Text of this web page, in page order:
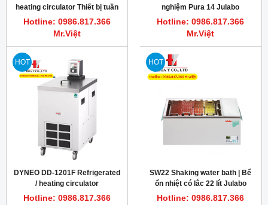
heating circulator Thiết bị tuần
hoàn ổn nhiệt nóng/lạnh mẫu
Hotline: 0986.817.366
Mr.Việt
nghiệm Pura 14 Julabo
Hotline: 0986.817.366
Mr.Việt
HOT
DYNEO DD-1201F Refrigerated
/ heating circulator
Hotline: 0986.817.366
HOT
SW22 Shaking water bath | Bể
ổn nhiệt có lắc 22 lít Julabo
Hotline: 0986.817.366